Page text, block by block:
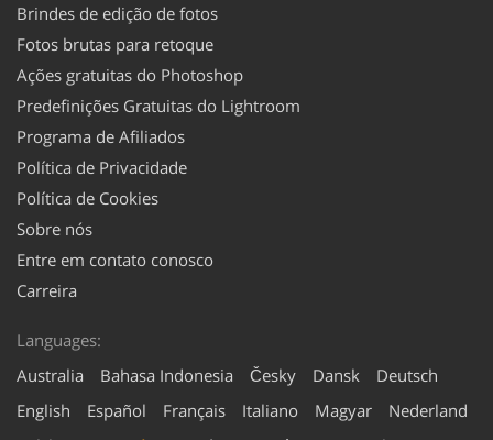
Brindes de edição de fotos
Fotos brutas para retoque
Ações gratuitas do Photoshop
Predefinições Gratuitas do Lightroom
Programa de Afiliados
Política de Privacidade
Política de Cookies
Sobre nós
Entre em contato conosco
Carreira
Languages:
Australia
Bahasa Indonesia Česky Dansk
Deutsch
English
Español Français Italiano Magyar
Nederland